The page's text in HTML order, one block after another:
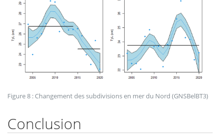
Figure 8 : Changement des subdivisions en mer du Nord (GNSBelBT3)
Conclusion